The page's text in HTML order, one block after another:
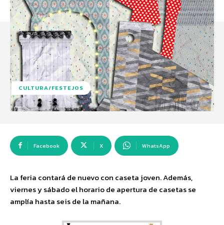
CULTURA/FESTEJOS
Facebook X WhatsApp
La feria contará de nuevo con caseta joven. Además,
viernes y sábado el horario de apertura de casetas se
amplía hasta seis de la mañana.